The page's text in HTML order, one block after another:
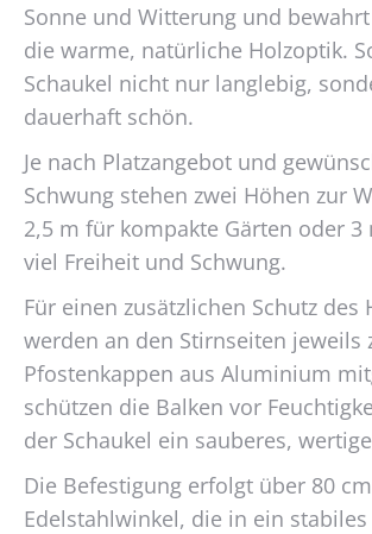
Sonne und Witterung und
die warme, natürliche Holzoptik.
Schaukel nicht nur langlebig,
dauerhaft schön.
Je nach Platzangebot und
Schwung stehen zwei Höhen zur
2,5 m für kompakte Gärten oder 3
viel Freiheit und Schwung.
Für einen zusätzlichen Schutz des
werden an den Stirnseiten jeweils
Pfostenkappen aus Aluminium
schützen die Balken vor
der Schaukel ein sauberes,
Die Befestigung erfolgt über 80
Edelstahlwinkel, die in ein stabiles